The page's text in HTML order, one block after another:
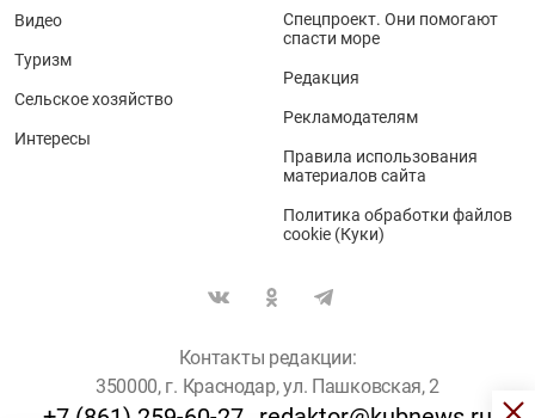
Видео
Туризм
Сельское хозяйство
Интересы
Спецпроект. Они помогают
спасти море
Редакция
Рекламодателям
Правила использования
материалов сайта
Политика обработки файлов
cookie (Куки)
Контакты редакции:
350000, г. Краснодар, ул. Пашковская, 2